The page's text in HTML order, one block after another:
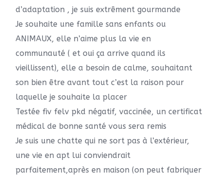
d’adaptation , je suis extrêment gourmande
Je souhaite une famille sans enfants ou
ANIMAUX, elle n’aime plus la vie en
communauté ( et oui ça arrive quand ils
vieillissent), elle a besoin de calme, souhaitant
son bien être avant tout c’est la raison pour
laquelle je souhaite la placer
Testée fiv felv pkd négatif, vaccinée, un certificat
médical de bonne santé vous sera remis
Je suis une chatte qui ne sort pas à l’extérieur,
une vie en apt lui conviendrait
parfaitement,après en maison (on peut fabriquer